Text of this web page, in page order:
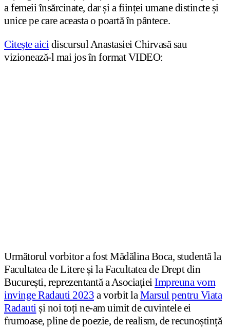
a femeii însărcinate, dar și a ființei umane distincte și
unice pe care aceasta o poartă în pântece.
Citește aicidiscursul Anastasiei Chirvasă sau
vizionează-l mai jos în format VIDEO:
Următorul vorbitor a fost Mădălina Boca, studentă la
Facultatea de Litere și la Facultatea de Drept din
București, reprezentantă a AsociațieiImpreuna vom
invinge Radauti 2023 a vorbit laMarsul pentru Viata
Radautiși noi toți ne-am uimit de cuvintele ei
frumoase, pline de poezie, de realism, de recunoștință